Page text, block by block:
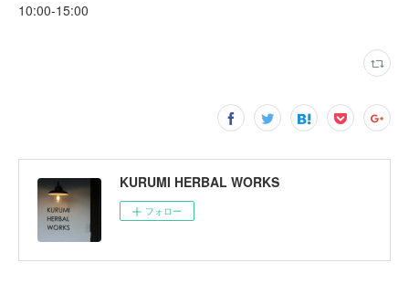
10:00-15:00
KURUMI HERBAL WORKS
フォロー